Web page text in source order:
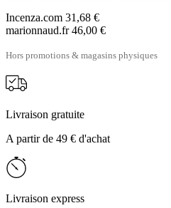
Incenza.com 31,68 €
marionnaud.fr 46,00 €
Hors promotions & magasins physiques
Livraison gratuite
A partir de 49 € d'achat
Livraison express